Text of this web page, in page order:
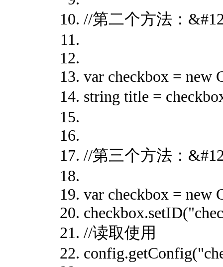
//第二个方法：
var checkbox = new
string title =
//第三个方法：
var checkbox = new
//读取使用